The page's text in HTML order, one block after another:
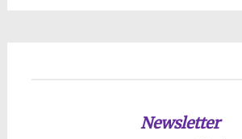
Newsletter